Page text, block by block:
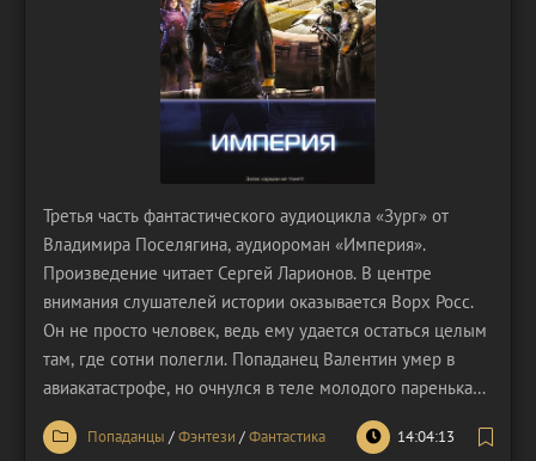
Третья часть фантастического аудиоцикла «Зург» от
Владимира Поселягина, аудиороман «Империя».
Произведение читает Сергей Ларионов. В центре
внимания слушателей истории оказывается Ворх Росс.
Он не просто человек, ведь ему удается остаться целым
там, где сотни полегли. Попаданец Валентин умер в
авиакатастрофе, но очнулся в теле молодого паренька
из другого мира. Несмотря на новую жизнь в новых
кругах, массу неприятностей и хлопот, он не теряет
Попаданцы /Фэнтези /Фантастика 14:04:13